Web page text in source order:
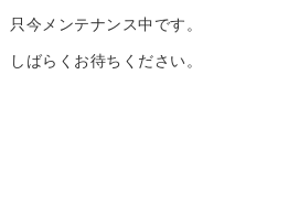
只今メンテナンス中です。
しばらくお待ちください。